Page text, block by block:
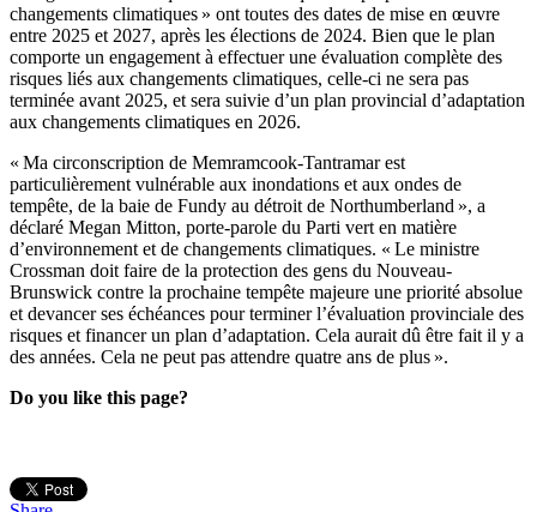
changements climatiques » ont toutes des dates de mise en œuvre
entre 2025 et 2027, après les élections de 2024. Bien que le plan
comporte un engagement à effectuer une évaluation complète des
risques liés aux changements climatiques, celle-ci ne sera pas
terminée avant 2025, et sera suivie d’un plan provincial d’adaptation
aux changements climatiques en 2026.
« Ma circonscription de Memramcook-Tantramar est
particulièrement vulnérable aux inondations et aux ondes de
tempête, de la baie de Fundy au détroit de Northumberland », a
déclaré Megan Mitton, porte-parole du Parti vert en matière
d’environnement et de changements climatiques. « Le ministre
Crossman doit faire de la protection des gens du Nouveau-
Brunswick contre la prochaine tempête majeure une priorité absolue
et devancer ses échéances pour terminer l’évaluation provinciale des
risques et financer un plan d’adaptation. Cela aurait dû être fait il y a
des années. Cela ne peut pas attendre quatre ans de plus ».
Do you like this page?